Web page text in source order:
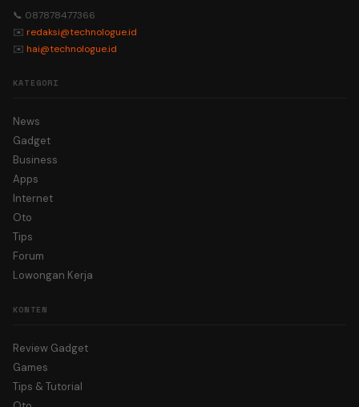
📞 087878477366
✉️ redaksi@technologue.id
✉️ hai@technologue.id
KATEGORI
News
Gadget
Business
Apps
Internet
Oto
Tips
Forum
Lowongan Kerja
KONTEN
Review Gadget
Games
Tips & Tutorial